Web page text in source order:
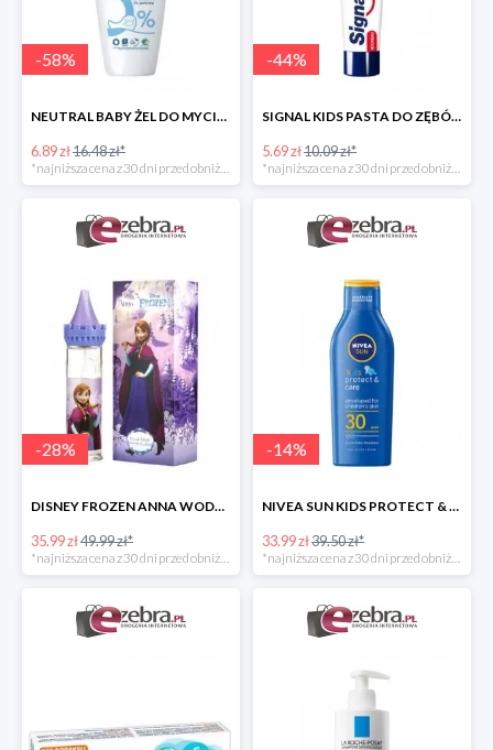
-58%
NEUTRAL BABY ŻEL DO MYCIA CIAŁA DLA DZIECI
6.89 zł16.48 zł*
-44%
SIGNAL KIDS PASTA DO ZĘBÓW DLA DZIECI PONIŻEJ 3 ROKU ŻYCIA
5.69 zł10.09 zł*
-28%
DISNEY FROZEN ANNA WODA TOALETOWA DLA DZIECI
35.99 zł49.99 zł*
*najniższa cena z 30 dni przed obniżką
-14%
NIVEA SUN KIDS PROTECT & CARE BALSAM DLA DZIECI SPF30
33.99 zł39.50 zł*
*najniższa cena z 30 dni przed obniżką